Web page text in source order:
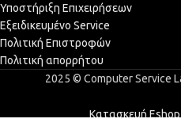
Υποστήριξη Επιχειρήσεων
Εξειδικευμένο Service
Πολιτική Επιστροφών
Πολιτική απορρήτου
2025 © Computer Service
Κατασκευή Eshop